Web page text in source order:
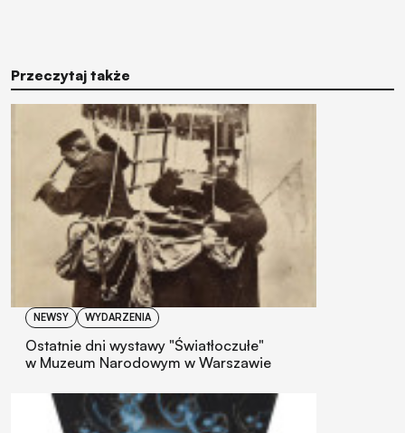
Przeczytaj także
NEWSY WYDARZENIA
Ostatnie dni wystawy "Światłoczułe"
w Muzeum Narodowym w Warszawie